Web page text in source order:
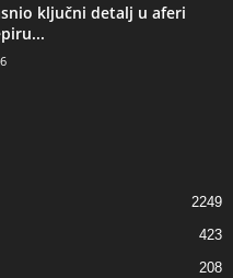
ključni detalj u aferi
2249
423
208